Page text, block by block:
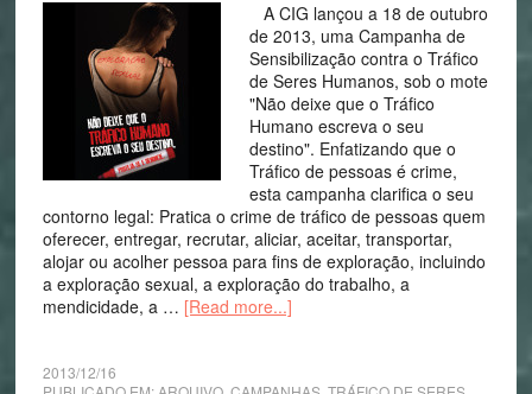
A CIG lançou a 18 de outubro
de 2013, uma Campanha de
Sensibilização contra o Tráfico
de Seres Humanos, sob o mote
"Não deixe que o Tráfico
Humano escreva o seu
destino". Enfatizando que o
Tráfico de pessoas é crime,
esta campanha clarifica o seu
contorno legal: Pratica o crime de tráfico de pessoas quem
oferecer, entregar, recrutar, aliciar, aceitar, transportar,
alojar ou acolher pessoa para fins de exploração, incluindo
a exploração sexual, a exploração do trabalho, a
mendicidade, a … [Read more...]
2013/12/16